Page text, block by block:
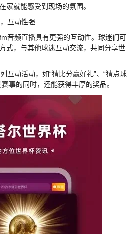
家就能感受到现场的氛围。
互动性强
音频直播具有更强的互动性。球迷们可
式，与其他球迷互动交流，共同分享世
互动活动，如“猜比分赢好礼”、“猜点球
事的同时，还能获得丰厚的奖品。